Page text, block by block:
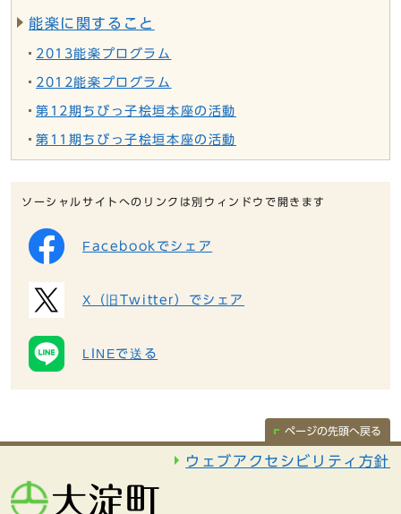
能楽に関すること
2013能楽プログラム
2012能楽プログラム
第12期ちびっ子桧垣本座の活動
第11期ちびっ子桧垣本座の活動
ソーシャルサイトへのリンクは別ウィンドウで開きます
Facebookでシェア
X（旧Twitter）でシェア
LINEで送る
ページの先頭へ戻る
ウェブアクセシビリティ方針